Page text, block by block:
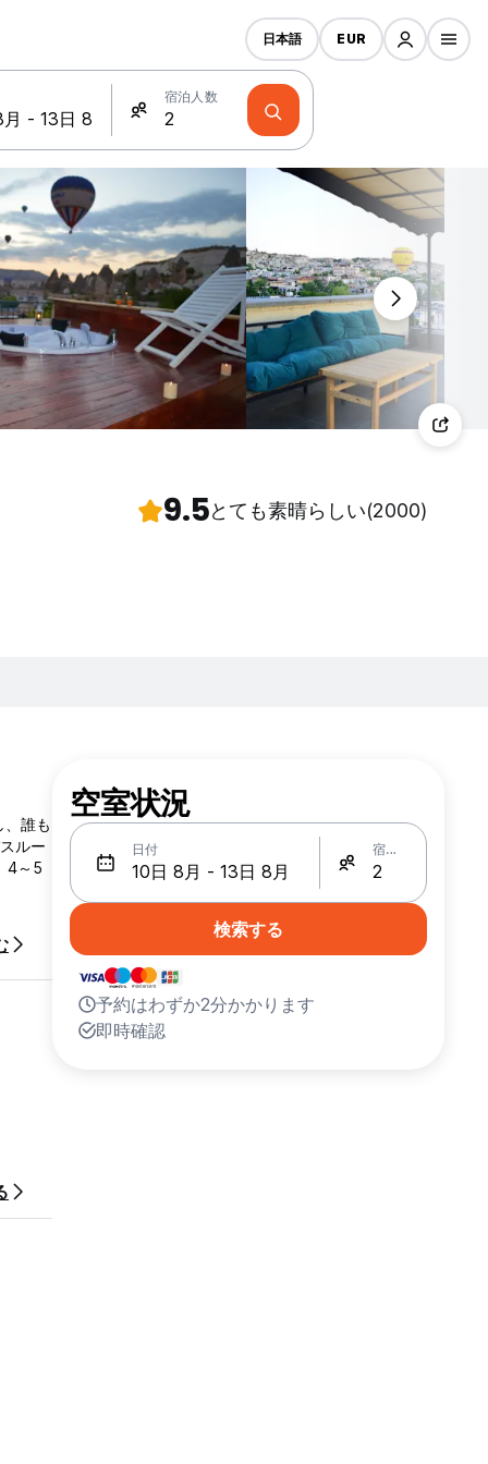
宿泊人数
日本語 EUR
9.5とても素晴らしい(2000)
誰も
ルー
4～5
空室状況
日付 宿泊人数
検索する
予約はわずか2分かかります
即時確認